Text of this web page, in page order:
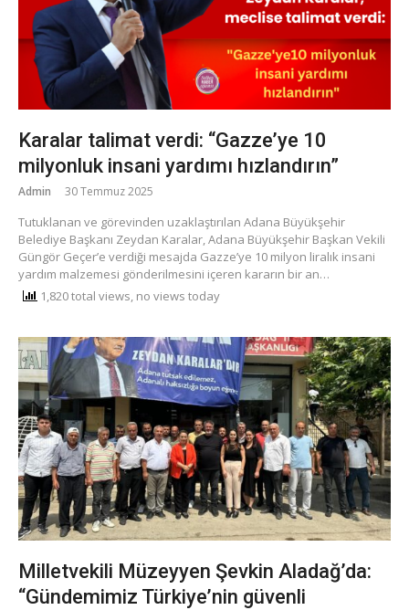
Karalar talimat verdi: “Gazze’ye 10
milyonluk insani yardımı hızlandırın”
Admin 30 Temmuz 2025
Tutuklanan ve görevinden uzaklaştırılan Adana Büyükşehir
Belediye Başkanı Zeydan Karalar, Adana Büyükşehir Başkan Vekili
Güngör Geçer’e verdiği mesajda Gazze’ye 10 milyon liralık insani
yardım malzemesi gönderilmesini içeren kararın bir an…
1,820 total views, no views today
Milletvekili Müzeyyen Şevkin Aladağ’da:
“Gündemimiz Türkiye’nin güvenli